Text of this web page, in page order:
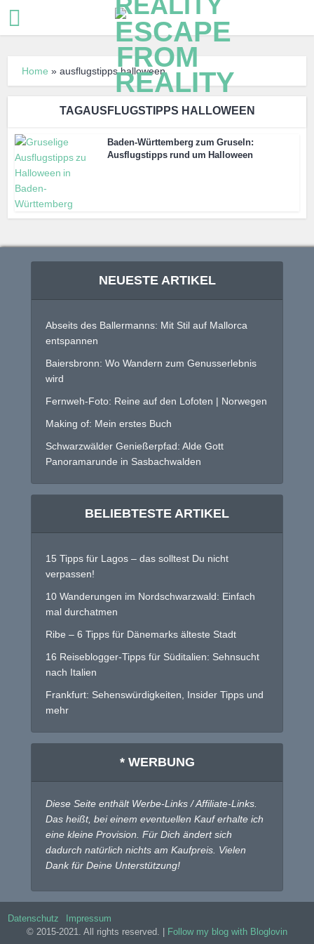
Home »ausflugstipps halloween
TAGAUSFLUGSTIPPS HALLOWEEN
Baden-Württemberg zum Gruseln:
Ausflugstipps rund um Halloween
NEUESTE ARTIKEL
Abseits des Ballermanns: Mit Stil auf Mallorca
entspannen
Baiersbronn: Wo Wandern zum Genusserlebnis
wird
Fernweh-Foto: Reine auf den Lofoten | Norwegen
Making of: Mein erstes Buch
Schwarzwälder Genießerpfad: Alde Gott
Panoramarunde in Sasbachwalden
BELIEBTESTE ARTIKEL
15 Tipps für Lagos – das solltest Du nicht
verpassen!
10 Wanderungen im Nordschwarzwald: Einfach
mal durchatmen
Ribe – 6 Tipps für Dänemarks älteste Stadt
16 Reiseblogger-Tipps für Süditalien: Sehnsucht
nach Italien
Frankfurt: Sehenswürdigkeiten, Insider Tipps und
mehr
* WERBUNG
Diese Seite enthält Werbe-Links / Affiliate-Links.
Das heißt, bei einem eventuellen Kauf erhalte ich
eine kleine Provision. Für Dich ändert sich
dadurch natürlich nichts am Kaufpreis. Vielen
Dank für Deine Unterstützung!
Datenschutz
Impressum
© 2015-2021. All rights reserved. |
Follow my blog with Bloglovin